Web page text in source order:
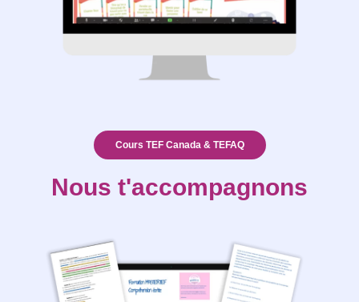
Cours TEF Canada & TEFAQ
Nous t'accompagnons